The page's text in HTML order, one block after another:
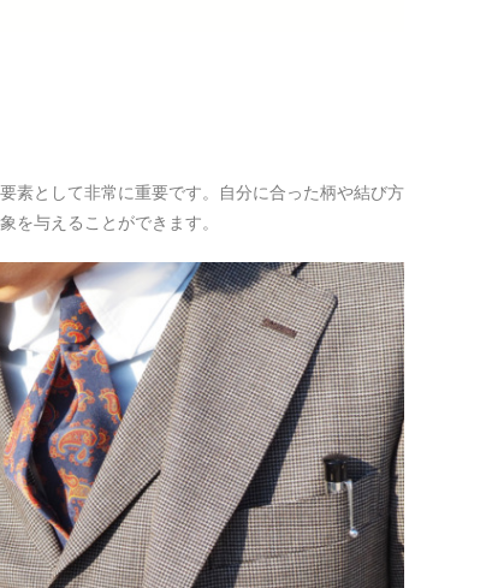
素として非常に重要です。自分に合った柄や結び方
を与えることができます。